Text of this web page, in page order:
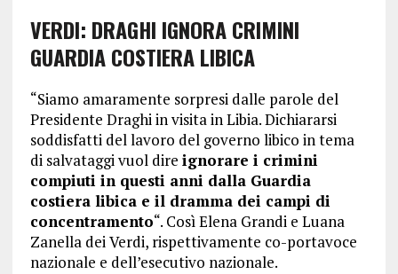
VERDI: DRAGHI IGNORA CRIMINI
GUARDIA COSTIERA LIBICA
“Siamo amaramente sorpresi dalle parole del
Presidente Draghi in visita in Libia. Dichiararsi
soddisfatti del lavoro del governo libico in tema
di salvataggi vuol dire ignorare i crimini
compiuti in questi anni dalla Guardia
costiera libica e il dramma dei campi di
concentramento“. Così Elena Grandi e Luana
Zanella dei Verdi, rispettivamente co-portavoce
nazionale e dell’esecutivo nazionale.